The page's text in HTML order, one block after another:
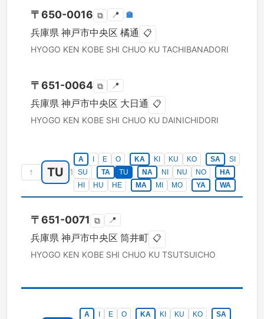
〒650-0016 ⧉ 📍 🏣
兵庫県 神戸市中央区 橘通 📋
HYOGO KEN KOBE SHI CHUO KU TACHIBANADORI
〒651-0064 ⧉ 📍
兵庫県 神戸市中央区 大日通 📋
HYOGO KEN KOBE SHI CHUO KU DAINICHIDORI
↑ TU 1
A E O KA KI KU KO SA
SI
SU
TA TU NA NI NU NO
HA
HI
HU HE MA MI MO YA WA
〒651-0071 ⧉ 📍
兵庫県 神戸市中央区 筒井町 📋
HYOGO KEN KOBE SHI CHUO KU TSUTSUICHO
A E O KA KI KU KO
SA